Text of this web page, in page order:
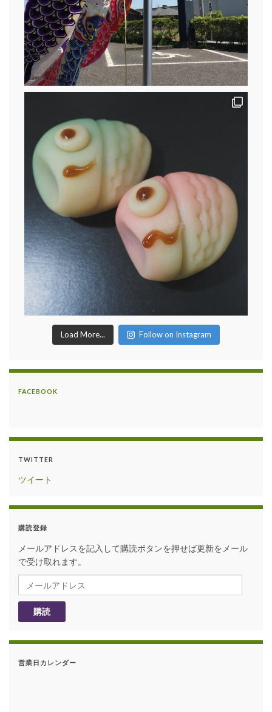
Load More... Follow on Instagram
FACEBOOK
TWITTER
ツイート
購読登録
メールアドレスを記入して購読ボタンを押せば更新をメール
で受け取れます。
メールアドレス
購読
営業日カレンダー